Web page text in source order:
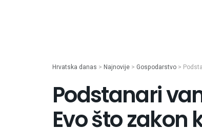
Hrvatska danas > Najnovije > Gospodarstvo >
Podstanari
Evo što zakon